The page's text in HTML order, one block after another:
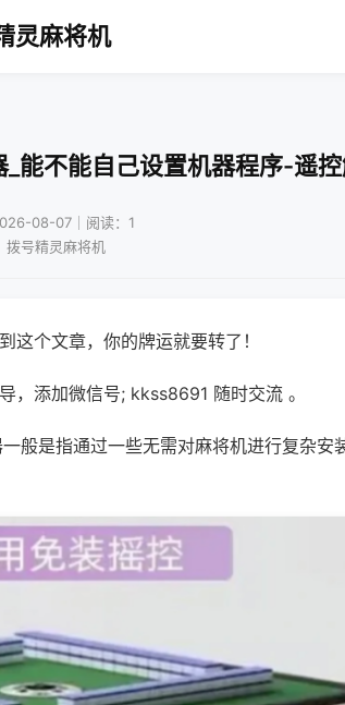
灵麻将机
能不能自己设置机器程序-遥
08-07｜阅读：1
拨号精灵麻将机
这个文章，你的牌运就要转了！
，添加微信号; kkss8691 随时交流 。
般是指通过一些无需对麻将机进行复杂安